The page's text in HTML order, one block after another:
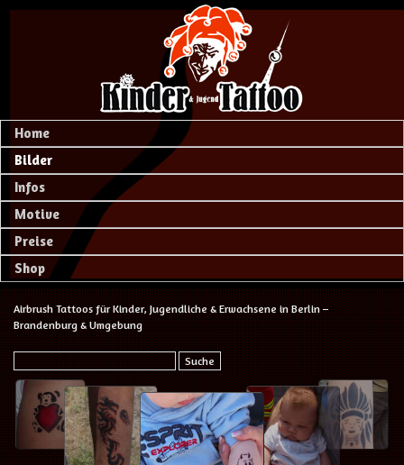
Home
Bilder
Infos
Motive
Preise
Shop
Airbrush Tattoos für Kinder, Jugendliche & Erwachsene in Berlin –
Brandenburg & Umgebung
Suche